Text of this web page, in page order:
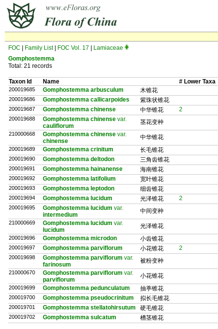
FOC Family List| FOC Vol. 17
Lamiaceae
Gomphostemma
Total: 21 records
Taxon Id Name # Lower Taxa
200019685 Gomphostemma arbusculum 木锥花
200019686 Gomphostemma callicarpoides 紫珠状锥花
200019687 Gomphostemma chinense 中华锥花 2
200019688 Gomphostemma chinense var.
cauliflorum
茎花变种
210000668 Gomphostemma chinense var.
chinense
中华锥花
200019689 Gomphostemma crinitum 长毛锥花
200019690 Gomphostemma deltodon 三角齿锥花
200019691 Gomphostemma hainanense 海南锥花
200019692 Gomphostemma latifolium 宽叶锥花
200019693 Gomphostemma leptodon 细齿锥花
200019694 Gomphostemma lucidum 光泽锥花 2
200019695 Gomphostemma lucidum var.
intermedium
中间变种
210000669 Gomphostemma lucidum var.
lucidum
光泽锥花
200019696 Gomphostemma microdon 小齿锥花
200019697 Gomphostemma parviflorum 小花锥花 2
200019698 Gomphostemma parviflorum var.
farinosum
被粉变种
210000670 Gomphostemma parviflorum var.
parviflorum
小花锥花
200019699 Gomphostemma pedunculatum 抽葶锥花
200019700 Gomphostemma pseudocrinitum 拟长毛锥花
200019701 Gomphostemma stellatohirsutum 硬毛锥花
200019702 Gomphostemma sulcatum 槽茎锥花